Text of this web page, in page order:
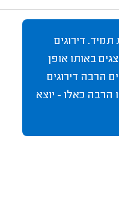
דירוגים
באותו אופן
הרבה דירוגים
הרבה כאלו - יוצא